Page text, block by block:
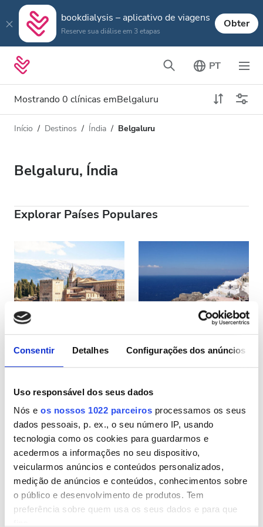
Consentir Detalhes Configurações dos anúncios
Uso responsável dos seus dados
Nós e os nossos 1022 parceiros processamos os seus
dados pessoais, p. ex., o seu número IP, usando
tecnologia como os cookies para guardarmos e
acedermos a informações no seu dispositivo,
veicularmos anúncios e conteúdos personalizados,
medição de anúncios e conteúdos, conhecimentos sobre
o público e desenvolvimento de produtos. Tem
preferência sobre quem usa os seus dados e para que
bookdialysis – aplicativo de viagens
Reserve sua diálise em 3 etapas
Obter
PT
Mostrando 0 clínicas emBelgaluru
Tipo de Diálise
Todas Diálise
Diálise HDF
Aceita
Pacientes com HIV
Pacientes com Hepatite B
CESD
Instalações
Refeições
Wi-Fi Gratuito
Ecrãs de televisão
Transferência Gratuita
Distância
Preço
Início Destinos Índia Belgaluru
Belgaluru, Índia
Explorar Países Populares
Espanha Grécia